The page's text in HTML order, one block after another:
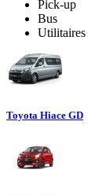
Pick-up
Bus
Utilitaires
Toyota Hiace GD